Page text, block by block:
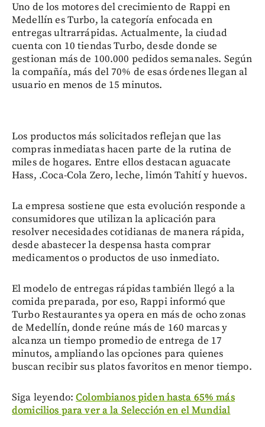
Uno de los motores del crecimiento de Rappi en
Medellín es Turbo, la categoría enfocada en
entregas ultrarrápidas. Actualmente, la ciudad
cuenta con 10 tiendas Turbo, desde donde se
gestionan más de 100.000 pedidos semanales. Según
la compañía, más del 70% de esas órdenes llegan al
usuario en menos de 15 minutos.
Los productos más solicitados reflejan que las
compras inmediatas hacen parte de la rutina de
miles de hogares. Entre ellos destacan aguacate
Hass, .Coca-Cola Zero, leche, limón Tahití y huevos.
La empresa sostiene que esta evolución responde a
consumidores que utilizan la aplicación para
resolver necesidades cotidianas de manera rápida,
desde abastecer la despensa hasta comprar
medicamentos o productos de uso inmediato.
El modelo de entregas rápidas también llegó a la
comida preparada, por eso, Rappi informó que
Turbo Restaurantes ya opera en más de ocho zonas
de Medellín, donde reúne más de 160 marcas y
alcanza un tiempo promedio de entrega de 17
minutos, ampliando las opciones para quienes
buscan recibir sus platos favoritos en menor tiempo.
Siga leyendo:Colombianos piden hasta 65% más
domicilios para ver a la Selección en el Mundial